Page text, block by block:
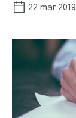
22 mar 2019